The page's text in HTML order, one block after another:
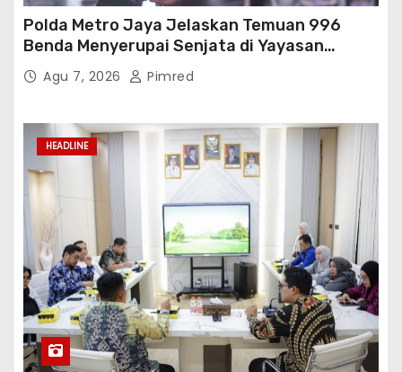
Polda Metro Jaya Jelaskan Temuan 996
Benda Menyerupai Senjata di Yayasan
Jaksel
Agu 7, 2026 Pimred
HEADLINE